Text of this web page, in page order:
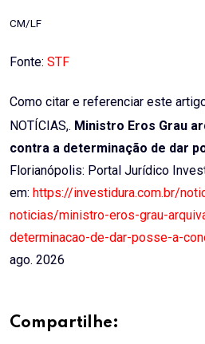
CM/LF
Fonte: STF
Como citar e referenciar este
NOTÍCIAS,. Ministro Eros Grau
contra a determinação de dar
Florianópolis: Portal Jurídico
em: https://investidura.com.br/
noticias/ministro-eros-grau-
determinacao-de-dar-posse-a-
ago. 2026
Compartilhe: